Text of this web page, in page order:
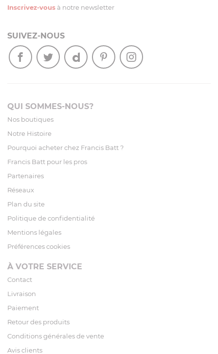
Inscrivez-vous à notre newsletter
SUIVEZ-NOUS
QUI SOMMES-NOUS?
Nos boutiques
Notre Histoire
Pourquoi acheter chez Francis Batt ?
Francis Batt pour les pros
Partenaires
Réseaux
Plan du site
Politique de confidentialité
Mentions légales
Préférences cookies
À VOTRE SERVICE
Contact
Livraison
Paiement
Retour des produits
Conditions générales de vente
Avis clients